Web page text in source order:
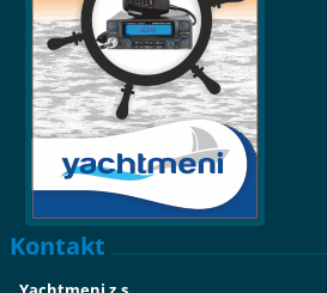
Kontakt